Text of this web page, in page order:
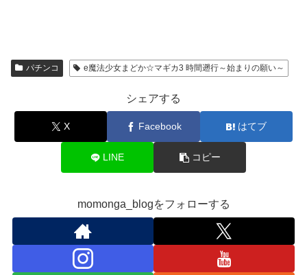
パチンコ e魔法少女まどか☆マギカ3 時間遡行～始まりの願い～
シェアする
X Facebook はてブ
LINE コピー
momonga_blogをフォローする